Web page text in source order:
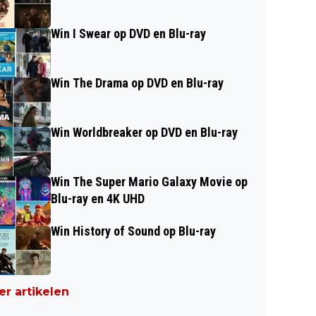
Win I Swear op DVD en Blu-ray
Win The Drama op DVD en Blu-ray
Win Worldbreaker op DVD en Blu-ray
Win The Super Mario Galaxy Movie op
Blu-ray en 4K UHD
Win History of Sound op Blu-ray
artikelen